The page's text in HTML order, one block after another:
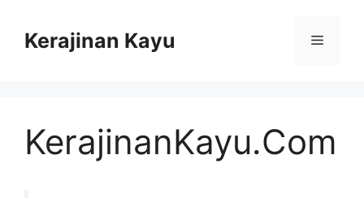
contentKerajinan Kayu Menu
KerajinanKayu.Com